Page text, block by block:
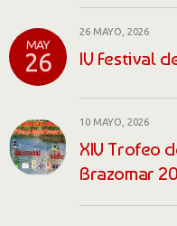
MAY
26
26 MAYO, 2026
IV Festival
10 MAYO, 2026
XIV Trofeo
Brazomar